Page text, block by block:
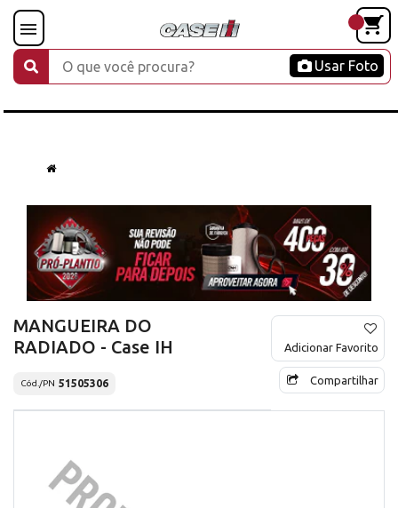
Usar Foto
MANGUEIRA DO
RADIADO - Case IH
Cód./PN 51505306
Adicionar Favorito
Compartilhar